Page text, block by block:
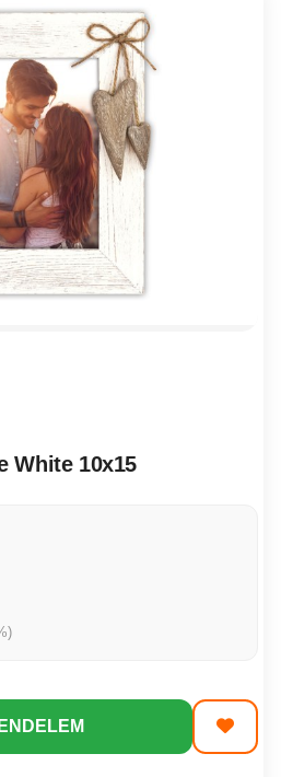
White 10x15